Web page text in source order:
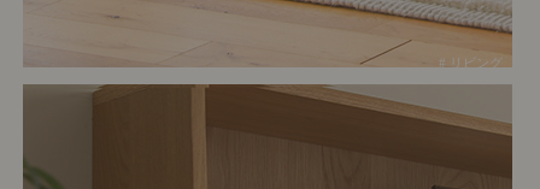
# リビング